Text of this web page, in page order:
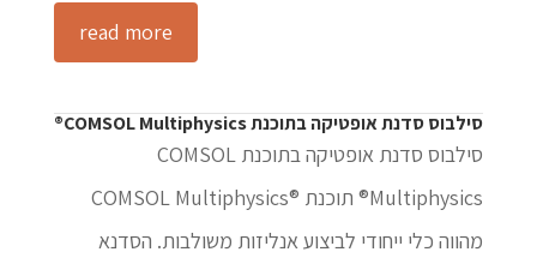
read more
סילבוס סדנת אופטיקה בתוכנת COMSOL Multiphysics®
סילבוס סדנת אופטיקה בתוכנת COMSOL
Multiphysics® תוכנת ®COMSOL Multiphysics
מהווה כלי ייחודי לביצוע אנליזות משולבות. הסדנא